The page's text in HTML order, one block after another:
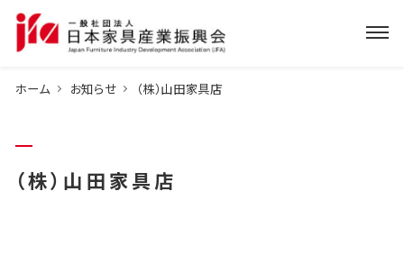
ホーム お知らせ （株）山田家具店
（株）山田家具店